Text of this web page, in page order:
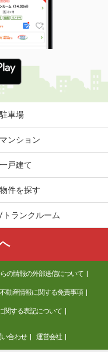
区撫川
区今村
島
車場
ンション
戸建て
件を探す
ランクルーム
の情報の外部送信について
不動産情報に関する免責事項
関する表記について
い合わせ 運営会社